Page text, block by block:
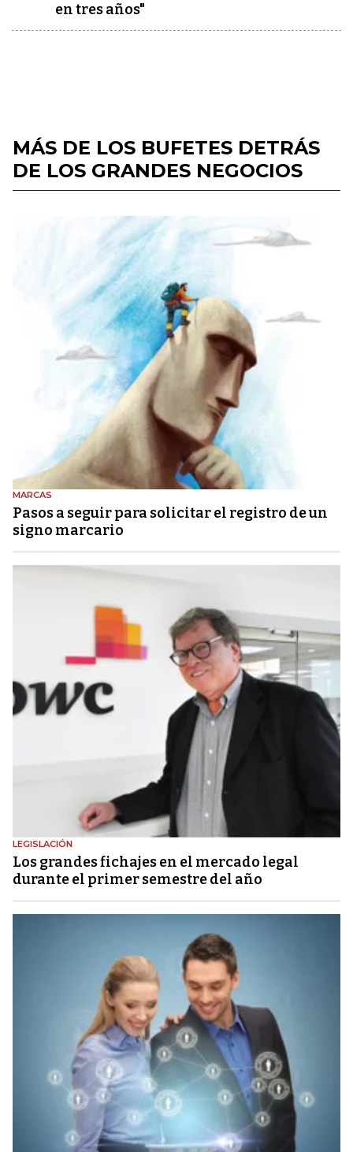
en tres años"
MÁS DE LOS BUFETES DETRÁS
DE LOS GRANDES NEGOCIOS
MARCAS
Pasos a seguir para solicitar el registro de un
signo marcario
LEGISLACIÓN
Los grandes fichajes en el mercado legal
durante el primer semestre del año